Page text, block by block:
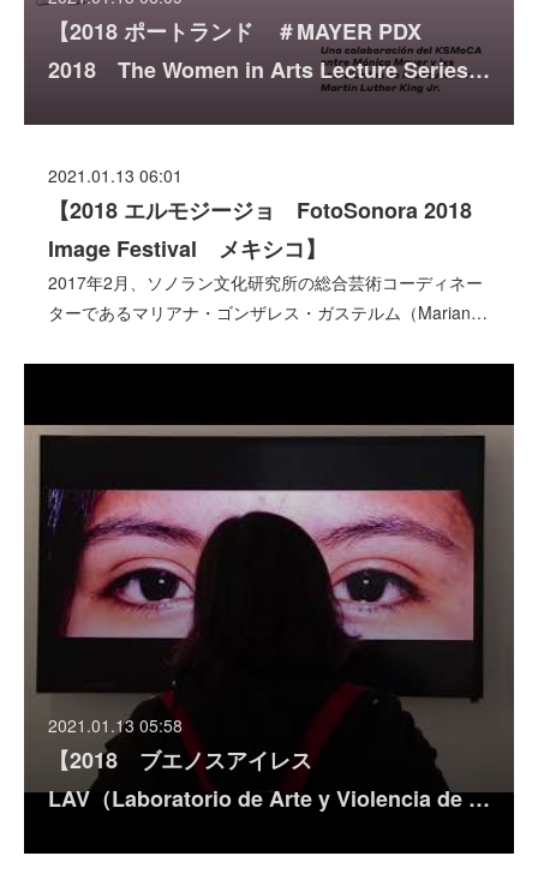
【2018 ポートランド ＃MAYER PDX
2018 The Women in Arts Lecture Series…
2021.01.13 06:01
【2018 エルモジージョ FotoSonora 2018
Image Festival メキシコ】
2017年2月、ソノラン文化研究所の総合芸術コーディネー
ターであるマリアナ・ゴンザレス・ガステルム（Marian…
2021.01.13 05:58
【2018 ブエノスアイレス
LAV（Laboratorio de Arte y Violencia de …